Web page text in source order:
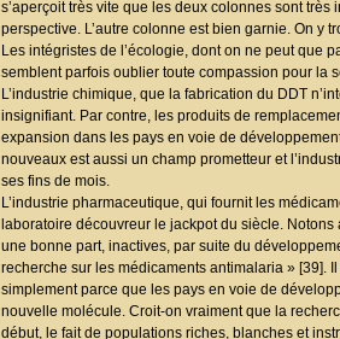
s’aperçoit très vite que les deux colonnes sont
perspective. L’autre colonne est bien garnie. On y
Les intégristes de l’écologie, dont on ne peut que
semblent parfois oublier toute compassion pour la
L’industrie chimique, que la fabrication du DDT
insignifiant. Par contre, les produits de
expansion dans les pays en voie de
nouveaux est aussi un champ prometteur et
ses fins de mois.
L’industrie pharmaceutique, qui fournit les
laboratoire découvreur le jackpot du siècle.
une bonne part, inactives, par suite du
recherche sur les médicaments antimalaria » [39].
simplement parce que les pays en voie de
nouvelle molécule. Croit-on vraiment que la
début, le fait de populations riches, blanches et